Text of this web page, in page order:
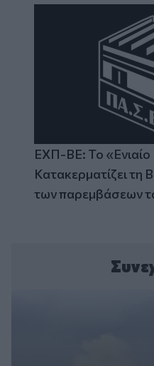
ΕΧΠ-ΒΕ: Το «Ενιαίο
Κατακερματίζει τη
των παρεμβάσεων